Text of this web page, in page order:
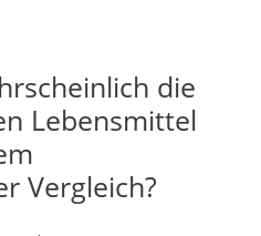
die
Lebensmittel
Vergleich?